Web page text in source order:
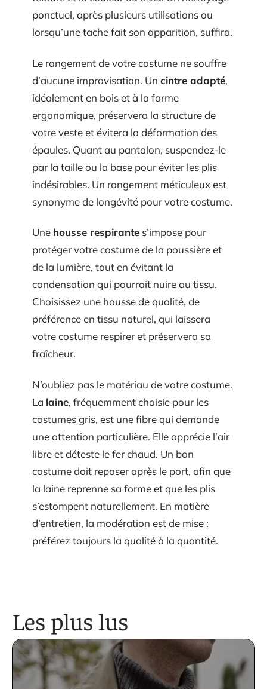
ponctuel, après plusieurs utilisations ou
lorsqu’une tache fait son apparition, suffira.
Le rangement de votre costume ne souffre
d’aucune improvisation. Un cintre adapté,
idéalement en bois et à la forme
ergonomique, préservera la structure de
votre veste et évitera la déformation des
épaules. Quant au pantalon, suspendez-le
par la taille ou la base pour éviter les plis
indésirables. Un rangement méticuleux est
synonyme de longévité pour votre costume.
Une housse respirante s’impose pour
protéger votre costume de la poussière et
de la lumière, tout en évitant la
condensation qui pourrait nuire au tissu.
Choisissez une housse de qualité, de
préférence en tissu naturel, qui laissera
votre costume respirer et préservera sa
fraîcheur.
N’oubliez pas le matériau de votre costume.
La laine, fréquemment choisie pour les
costumes gris, est une fibre qui demande
une attention particulière. Elle apprécie l’air
libre et déteste le fer chaud. Un bon
costume doit reposer après le port, afin que
la laine reprenne sa forme et que les plis
s’estompent naturellement. En matière
d’entretien, la modération est de mise :
préférez toujours la qualité à la quantité.
Les plus lus